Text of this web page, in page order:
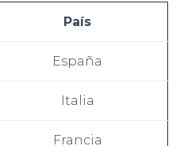
País
España
Italia
Francia